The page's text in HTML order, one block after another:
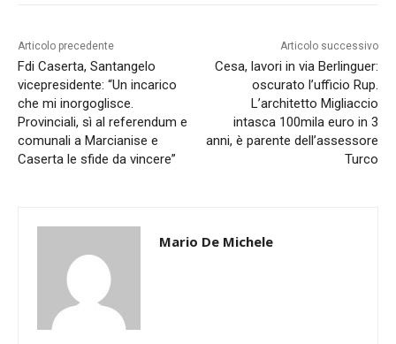
Articolo precedente
Fdi Caserta, Santangelo
vicepresidente: “Un incarico
che mi inorgoglisce.
Provinciali, sì al referendum e
comunali a Marcianise e
Caserta le sfide da vincere”
Articolo successivo
Cesa, lavori in via Berlinguer:
oscurato l’ufficio Rup.
L’architetto Migliaccio
intasca 100mila euro in 3
anni, è parente dell’assessore
Turco
Mario De Michele